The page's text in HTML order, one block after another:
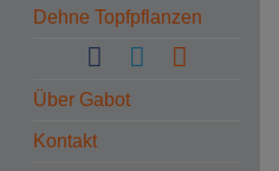
Dehne Topfpflanzen
Über Gabot
Kontakt